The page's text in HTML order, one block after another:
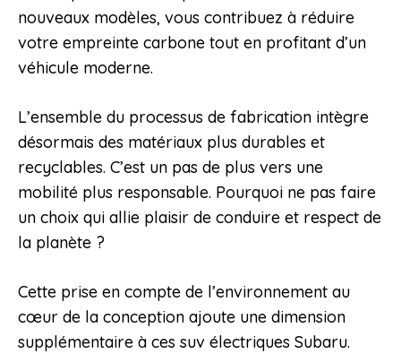
nouveaux modèles, vous contribuez à réduire
votre empreinte carbone tout en profitant d’un
véhicule moderne.
L’ensemble du processus de fabrication intègre
désormais des matériaux plus durables et
recyclables. C’est un pas de plus vers une
mobilité plus responsable. Pourquoi ne pas faire
un choix qui allie plaisir de conduire et respect de
la planète ?
Cette prise en compte de l’environnement au
cœur de la conception ajoute une dimension
supplémentaire à ces suv électriques Subaru.